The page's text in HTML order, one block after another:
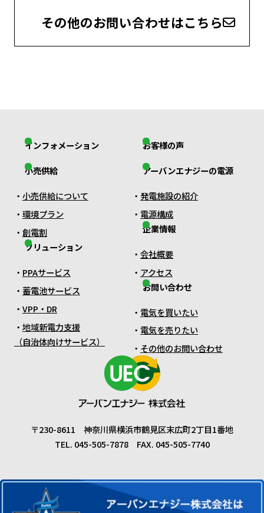
その他のお問い合わせはこちら
〒230-8611 神奈川県横浜市鶴見区末広町2丁目1番地
TEL. 045-505-7878 FAX. 045-505-7740
インフォメーション
小売供給
小売供給について
環境プラン
創電割
ソリューション
PPAサービス
蓄電池サービス
VPP・DR
地域新電力支援
（自治体向けサービス）
お客様の声
アーバンエナジーの電源
発電施設の紹介
電源構成
企業情報
会社概要
アクセス
お問い合わせ
電気を買いたい
電気を売りたい
その他のお問い合わせ